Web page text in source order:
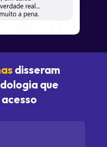
disseram
que